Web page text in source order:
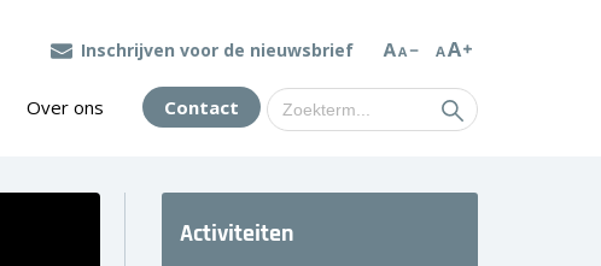
Inschrijven voor de nieuwsbrief
Over ons Contact
Zoek
naar:
Activiteiten